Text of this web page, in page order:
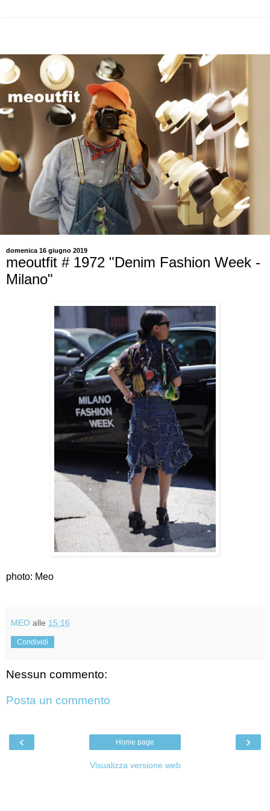
domenica 16 giugno 2019
meoutfit # 1972 "Denim Fashion Week -
Milano"
photo: Meo
MEO alle 15:16
Condividi
Nessun commento:
Posta un commento
‹ ›
Home page
Visualizza versione web